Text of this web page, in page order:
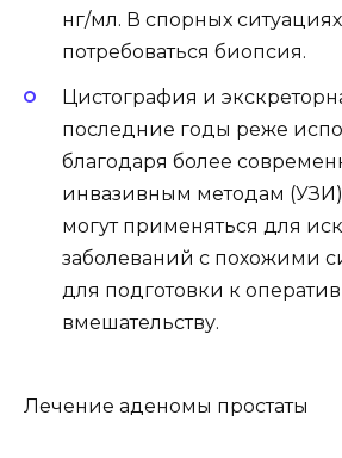
нг/мл. В спорных
потребоваться биопсия.
Цистография и
последние годы реже
благодаря более
инвазивным методам
могут применяться для
заболеваний с похожими
для подготовки к
вмешательству.
Лечение аденомы простаты